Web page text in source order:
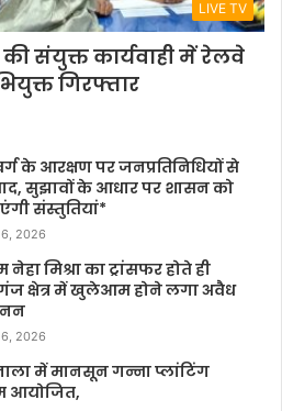
LIVE TV
संयुक्त कार्यवाही में रेलवे
गिरफ्तार
के आरक्षण पर जनप्रतिनिधियों से
सुझावों के आधार पर शासन को
संस्तुतियां*
2026
मिश्रा का ट्रांसफर होते ही
क्षेत्र में खुलेआम होने लगा अवैध
2026
में मानसून गन्ना प्लांटिंग
आयोजित,